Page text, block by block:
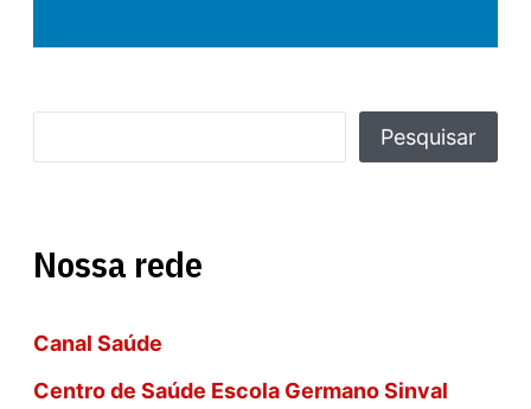
q
i
s
Pesquisar
Nossa rede
Canal Saúde
Centro de Saúde Escola Germano Sinval